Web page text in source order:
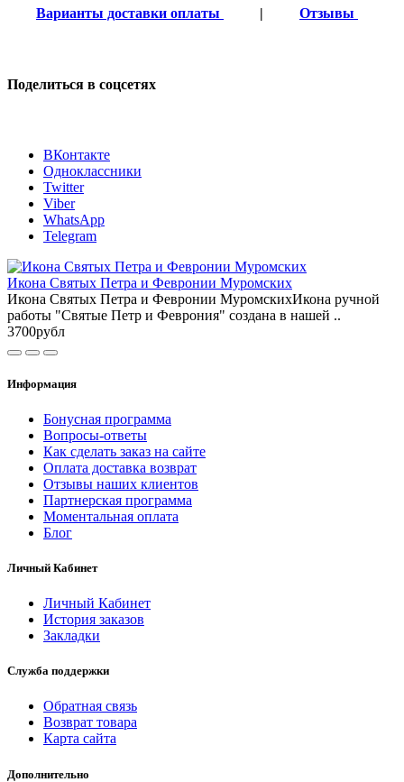
Варианты доставки оплаты | Отзывы
Поделиться в соцсетях
ВКонтакте
Одноклассники
Twitter
Viber
WhatsApp
Telegram
Икона Святых Петра и Февронии Муромских
Икона Святых Петра и Февронии МуромскихИкона ручной
работы "Святые Петр и Феврония" создана в нашей ..
3700рубл
Информация
Бонусная программа
Вопросы-ответы
Как сделать заказ на сайте
Оплата доставка возврат
Отзывы наших клиентов
Партнерская программа
Моментальная оплата
Блог
Личный Кабинет
Личный Кабинет
История заказов
Закладки
Служба поддержки
Обратная связь
Возврат товара
Карта сайта
Дополнительно